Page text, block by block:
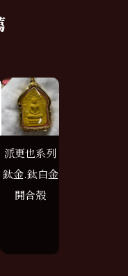
派更也系列
鈦金.鈦白金
開合殼